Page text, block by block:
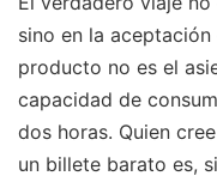
sino en la
producto no es el
capacidad de
dos horas. Quien
un billete barato es,